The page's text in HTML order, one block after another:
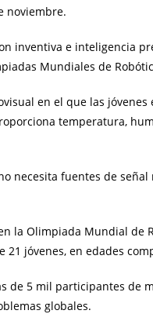
noviembre.
inventiva e inteligencia
Mundiales de
en el que las
temperatura,
necesita fuentes de
la Olimpiada Mundial de
jóvenes, en edades
de 5 mil participantes de
globales.